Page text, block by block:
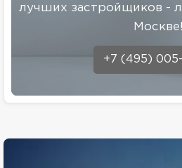
лучших застройщиков -
Москве!
+7 (495)